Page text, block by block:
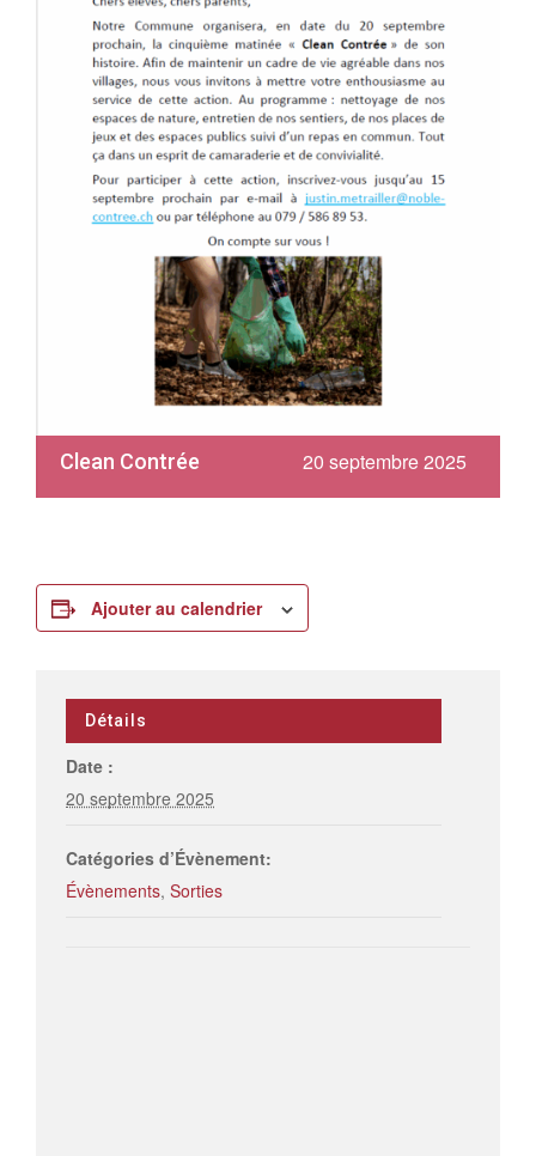
Clean Contrée 20 septembre 2025
Ajouter au calendrier
Détails
Date :
20 septembre 2025
Catégories d’Évènement:
Évènements, Sorties